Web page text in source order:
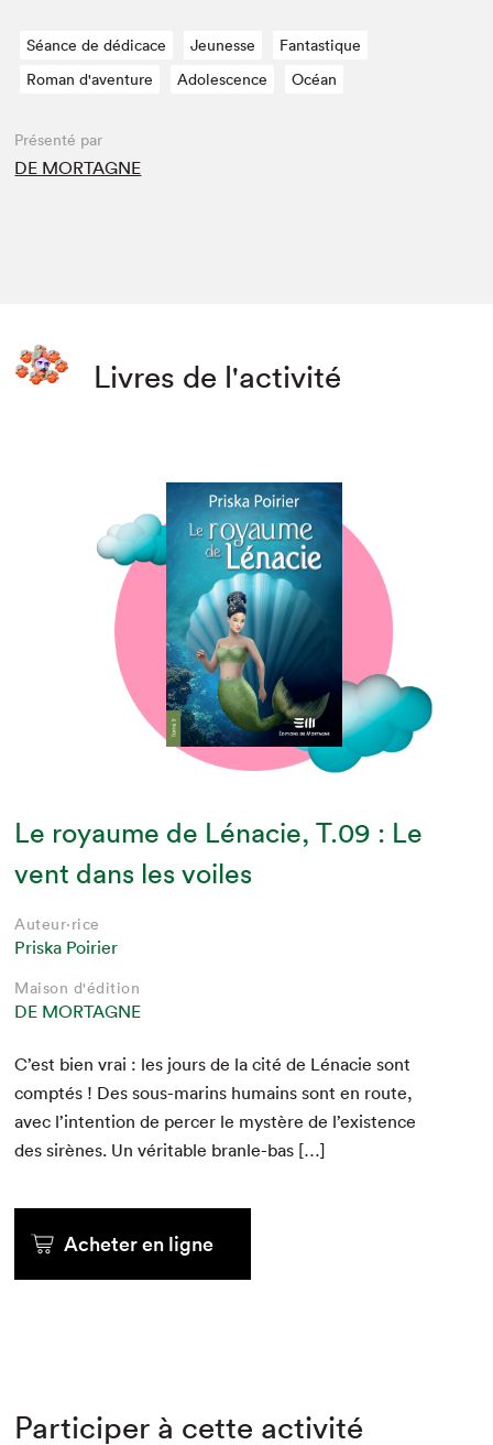
Séance de dédicace Jeunesse
Fantastique
Roman d'aventure
Adolescence Océan
Présenté par
DE MORTAGNE
Livres de l'activité
Le royaume de Lénacie, T.09 : Le
vent dans les voiles
Auteur·rice
Priska Poirier
Maison d'édition
DE MORTAGNE
C’est bien vrai : les jours de la cité de Léna­cie sont
comp­tés ! Des sous-marins humains sont en route,
avec l’intention de percer le mys­tère de l’existence
des sirènes. Un véri­ta­ble branle-bas […]
Acheter en ligne
Participer à cette activité